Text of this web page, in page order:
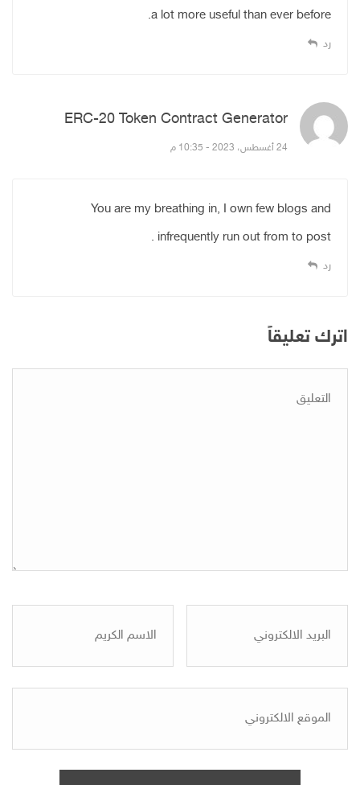
a lot more useful than ever before.
رد
ERC-20 Token Contract Generator
24 أغسطس، 2023 - 10:35 م
You are my breathing in, I own few blogs and
infrequently run out from to post .
رد
اترك تعليقاً